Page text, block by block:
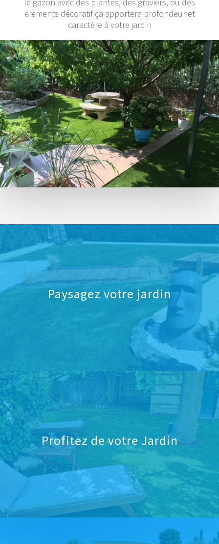
le gazon avec des plantes, des graviers, ou des
éléments décoratif ça apportera profondeur et
caractère à votre jardin
Paysagez votre jardin
Profitez de votre Jardin